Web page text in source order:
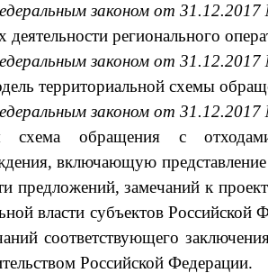
законом от
деятельности регионального
законом от
территориальной схемы
законом от
схема обращения с
включающую
предложений, замечаний к
власти субъектов Российской
соответствующего
Российской Федерации.